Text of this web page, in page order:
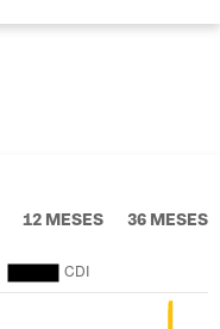
12 MESES 36 MESES